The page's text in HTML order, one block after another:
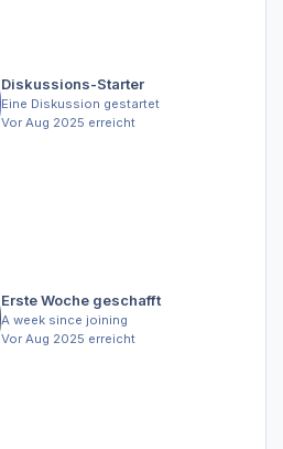
Diskussions-Starter
Eine Diskussion gestartet
Vor Aug 2025 erreicht
Erste Woche geschafft
A week since joining
Vor Aug 2025 erreicht